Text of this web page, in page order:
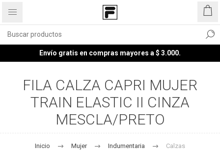
Envío gratis en compras mayores a $ 3.000.
FILA CALZA CAPRI MUJER
TRAIN ELASTIC II CINZA
MESCLA/PRETO
Inicio Mujer Indumentaria Calzas